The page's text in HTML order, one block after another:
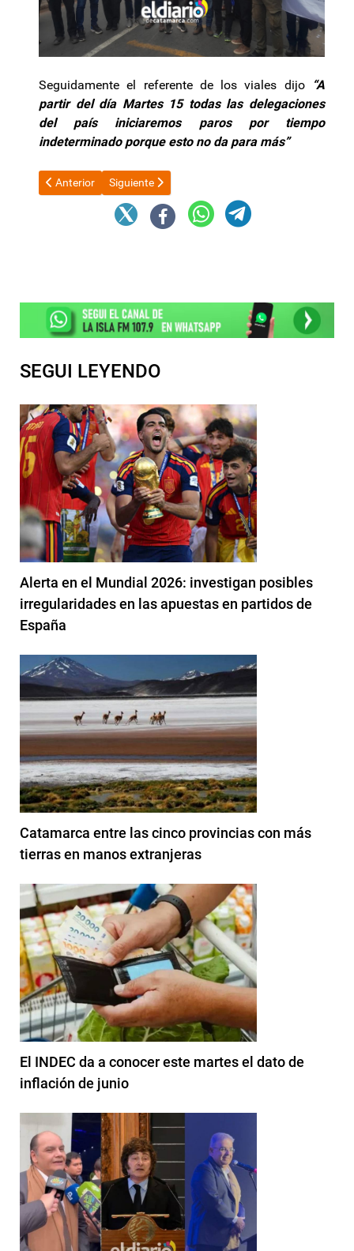
Seguidamente el referente de los viales dijo
“A
partir del día Martes 15 todas las delegaciones
del país iniciaremos paros por tiempo
indeterminado porque esto no da para más”
Artículo anterior: El dólar, sin freno: superó la barrera de los
Anterior Artículo siguiente: Caputo: “Lo de ayer es lo mejor
Siguiente
SEGUI LEYENDO
Alerta en el Mundial 2026: investigan posibles
irregularidades en las apuestas en partidos de
España
Catamarca entre las cinco provincias con más
tierras en manos extranjeras
El INDEC da a conocer este martes el dato de
inflación de junio